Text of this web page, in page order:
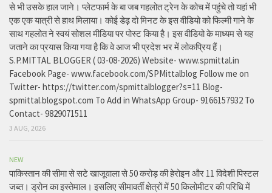
से भी उसके हाल जाने। प्लेटफार्म के बा जब गहलोत ट्रेन के कोच में पहुंचे तो यहां भी
एक एक यात्री से हाथ मिलाया। कोई डेढ़ दो मिनट के इस वीडियो को फिल्मी गाने के
साथ गहलोत ने स्वयं सोशल मीडिया पर पोस्ट किया है। इस वीडियो के माध्यम से यह
जताने का प्रयास किया गया है कि वे आज भी प्रदेश भर में लोकप्रिय हैं।
S.P.MITTAL BLOGGER ( 03-08-2026) Website- www.spmittal.in
Facebook Page- www.facebook.com/SPMittalblog Follow me on
Twitter- https://twitter.com/spmittalblogger?s=11 Blog-
spmittal.blogspot.com To Add in WhatsApp Group- 9166157932 To
Contact- 9829071511
3 AUG, 2026
NEW
पाकिस्तान की सीमा से सटे खाजूवाला से 50 करोड़ की हेरोइन और 11 विदेशी पिस्टल
जब्त। ड्रोन का इस्तेमाल। इसलिए सीमावर्ती क्षेत्रों में 50 किलोमीटर की परिधि में